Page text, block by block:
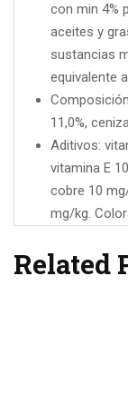
con min 4%
aceites y
sustancias
equivalente
11,0%,
Aditivos:
vitamina E
cobre 10
mg/kg.
Related